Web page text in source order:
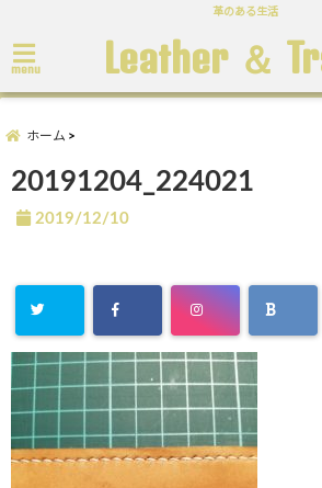
革のある生活
menu Leather ＆
ホーム
20191204_224021
2019/12/10